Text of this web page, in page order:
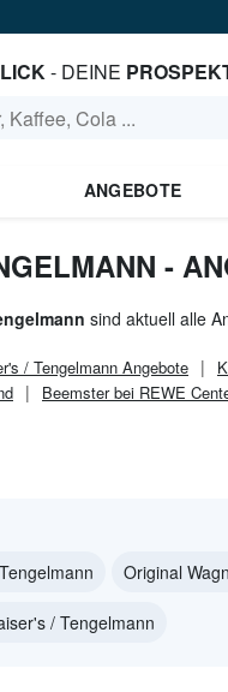
- DEINE
ANGEBOTE
-
sind aktuell alle
/ Tengelmann Angebote
Beemster bei REWE
Original
/ Tengelmann